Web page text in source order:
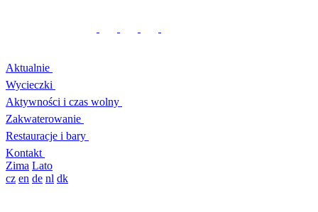
Aktualnie
Wycieczki
Aktywności i czas wolny
Zakwaterowanie
Restauracje i bary
Kontakt
Zima Lato
cz en de nl dk